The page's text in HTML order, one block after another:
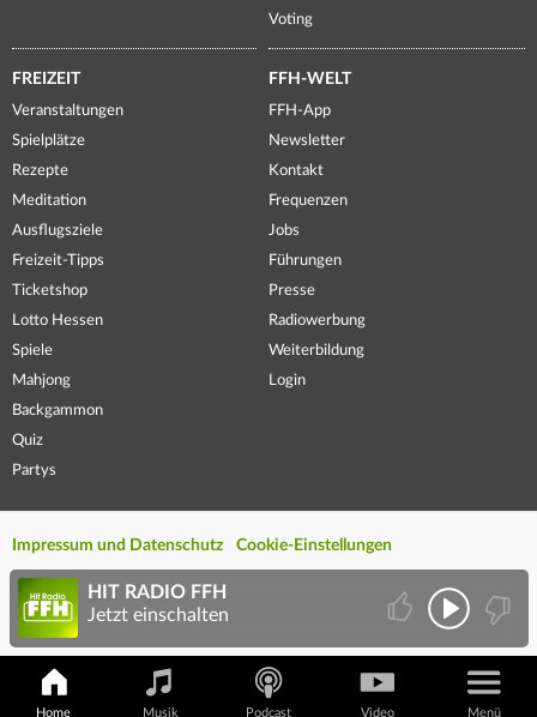
Voting
FREIZEIT
Veranstaltungen
Spielplätze
Rezepte
Meditation
Ausflugsziele
Freizeit-Tipps
Ticketshop
Lotto Hessen
Spiele
Mahjong
Backgammon
Quiz
Partys
FFH-WELT
FFH-App
Newsletter
Kontakt
Frequenzen
Jobs
Führungen
Presse
Radiowerbung
Weiterbildung
Login
Impressum und Datenschutz Cookie-Einstellungen
Home Musik Podcast Video Menü
HIT RADIO FFH
Jetzt einschalten